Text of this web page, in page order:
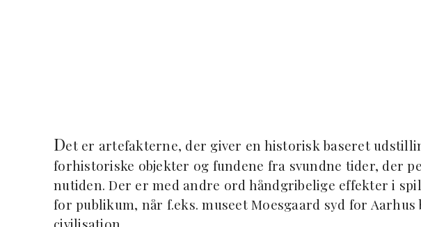
Det er artefakterne, der giver en historisk baseret
forhistoriske objekter og fundene fra svundne tider, der
nutiden. Der er med andre ord håndgribelige effekter i
for publikum, når f.eks. museet Moesgaard syd for